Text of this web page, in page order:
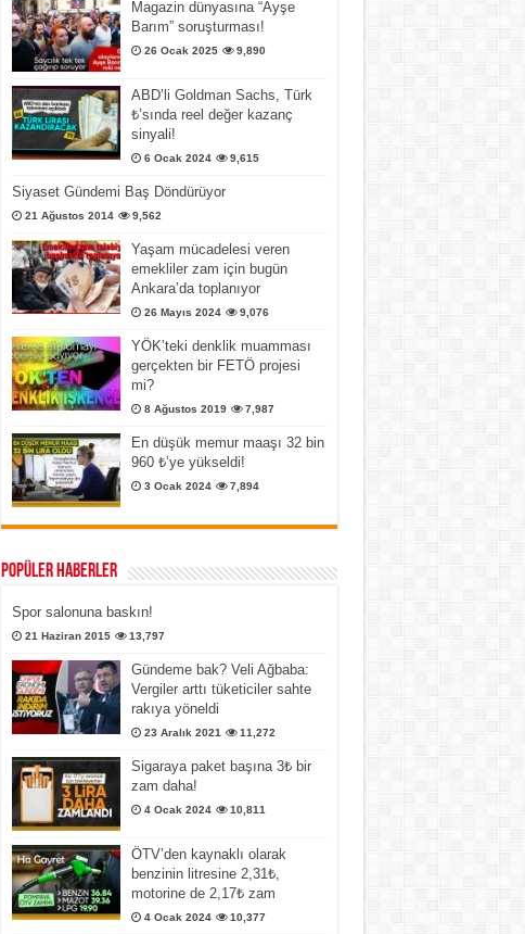
Magazin dünyasına “Ayşe
Barım” soruşturması!
26 Ocak 2025 9,890
ABD’li Goldman Sachs, Türk
₺’sında reel değer kazanç
sinyali!
6 Ocak 2024 9,615
Siyaset Gündemi Baş Döndürüyor
21 Ağustos 2014 9,562
Yaşam mücadelesi veren
emekliler zam için bugün
Ankara’da toplanıyor
26 Mayıs 2024 9,076
YÖK’teki denklik muamması
gerçekten bir FETÖ projesi
mi?
8 Ağustos 2019 7,987
En düşük memur maaşı 32 bin
960 ₺’ye yükseldi!
3 Ocak 2024 7,894
Popüler Haberler
Spor salonuna baskın!
21 Haziran 2015 13,797
Gündeme bak? Veli Ağbaba:
Vergiler arttı tüketiciler sahte
rakıya yöneldi
23 Aralık 2021 11,272
Sigaraya paket başına 3₺ bir
zam daha!
4 Ocak 2024 10,811
ÖTV’den kaynaklı olarak
benzinin litresine 2,31₺,
motorine de 2,17₺ zam
4 Ocak 2024 10,377